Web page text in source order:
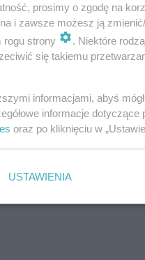
prosimy o zgodę na
i zawsze możesz ją
rogu strony
. Niektóre
się takiemu
informacjami, abyś
informacje
oraz po kliknięciu w
USTAWIENIA